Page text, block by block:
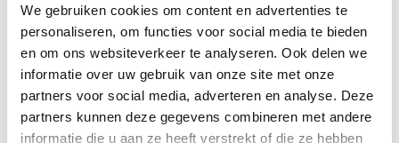
We gebruiken cookies om content en advertenties te
personaliseren, om functies voor social media te bieden
en om ons websiteverkeer te analyseren. Ook delen we
informatie over uw gebruik van onze site met onze
partners voor social media, adverteren en analyse. Deze
partners kunnen deze gegevens combineren met andere
informatie die u aan ze heeft verstrekt of die ze hebben
KIM KÖTTER DEELT PRACHTIGE
GEZINSFOTO MET HAAR
MANNEN
JOSJE HUISMAN SHOWT